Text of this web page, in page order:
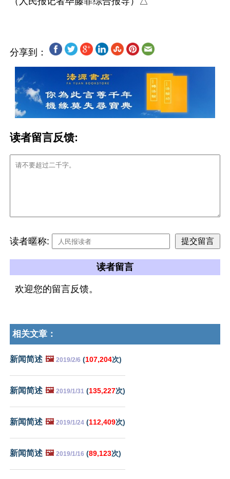
分享到：
读者留言反馈:
读者暱称:
读者留言
欢迎您的留言反馈。
相关文章：
新闻简述 🖼️ 2019/2/6 (107,204次)
新闻简述 🖼️ 2019/1/31 (135,227次)
新闻简述 🖼️ 2019/1/24 (112,409次)
新闻简述 🖼️ 2019/1/16 (89,123次)